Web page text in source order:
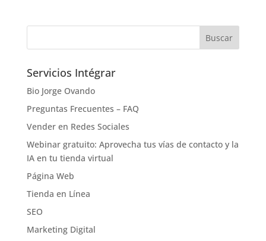
Servicios Intégrar
Bio Jorge Ovando
Preguntas Frecuentes – FAQ
Vender en Redes Sociales
Webinar gratuito: Aprovecha tus vías de contacto y la
IA en tu tienda virtual
Página Web
Tienda en Línea
SEO
Marketing Digital